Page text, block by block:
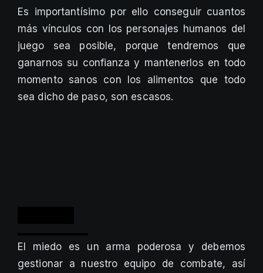
Es importantísimo por ello conseguir cuantos
más vínculos con los personajes humanos del
juego sea posible, porque tendremos que
ganarnos su confianza y mantenerlos en todo
momento sanos con los alimentos que todo
sea dicho de paso, son escasos.
El miedo es un arma poderosa y debemos
gestionar a nuestro equipo de combate, así